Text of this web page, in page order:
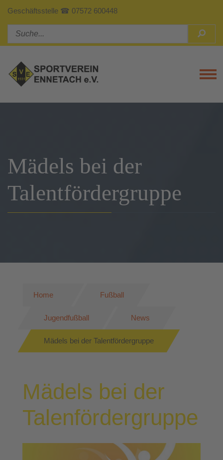
Geschäftsstelle ☎ 07572 600448
Mädels bei der
Talentfördergruppe
Home Fußball
Jugendfußball News
Mädels bei der Talentfördergruppe
Mädels bei der
Talenfördergruppe